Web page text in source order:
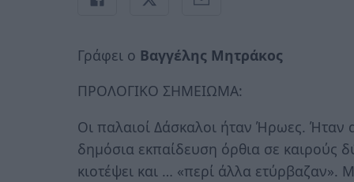
Γράφει ο Βαγγέλης Μητράκος
ΠΡΟΛΟΓΙΚΟ ΣΗΜΕΙΩΜΑ:
Οι παλαιοί Δάσκαλοι ήταν Ήρωες. Ήταν
δημόσια εκπαίδευση όρθια σε καιρούς
κιοτέψει και … «περί άλλα ετύρβαζαν».